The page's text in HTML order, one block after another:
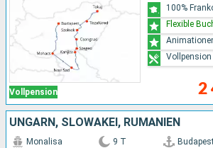
Vollpension 2
100%
Flexible
Vollpension
UNGARN, SLOWAKEI, RUMÄNIEN
Monalisa 9 T